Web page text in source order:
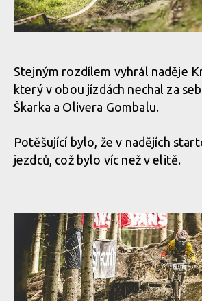
Stejným rozdílem vyhrál naděje
který v obou jízdách nechal za
Škarka a Olivera Gombalu.
Potěšující bylo, že v nadějích
jezdců, což bylo víc než v elitě.